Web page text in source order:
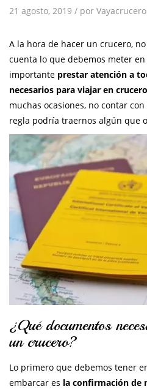
21 agosto, 2019 / por
A la hora de hacer un crucero,
cuenta lo que debemos meter
importante prestar atención a
necesarios para viajar en crucero
muchas ocasiones, no contar
regla podría traernos algún que
¿Qué documentos
un crucero?
Lo primero que debemos tener
embarcar es la confirmación de